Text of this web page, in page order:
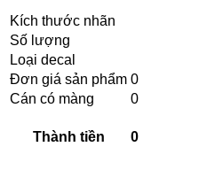
Kích thước nhãn
Số lượng
Loại decal
Đơn giá sản phẩm 0
Cán có màng
0
Thành tiền 0